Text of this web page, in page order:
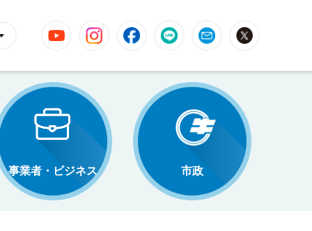
YouTube InstagramFacebookLINE Mail
事業者・ビジネス 市政